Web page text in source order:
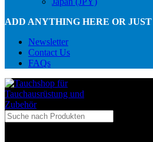
ADD ANYTHING HERE OR
Newsletter
Contact Us
FAQs